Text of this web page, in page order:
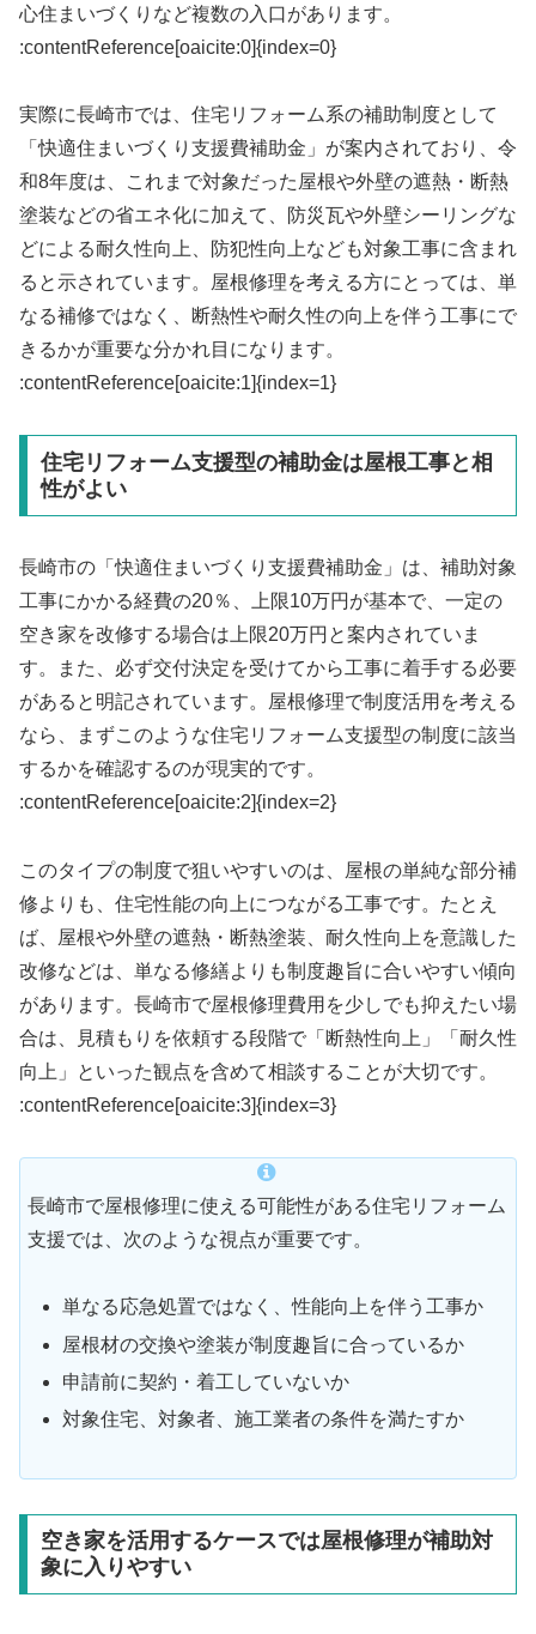
心住まいづくりなど複数の入口があります。
:contentReference[oaicite:0]{index=0}
実際に長崎市では、住宅リフォーム系の補助制度として
「快適住まいづくり支援費補助金」が案内されており、令
和8年度は、これまで対象だった屋根や外壁の遮熱・断熱
塗装などの省エネ化に加えて、防災瓦や外壁シーリングな
どによる耐久性向上、防犯性向上なども対象工事に含まれ
ると示されています。屋根修理を考える方にとっては、単
なる補修ではなく、断熱性や耐久性の向上を伴う工事にで
きるかが重要な分かれ目になります。
:contentReference[oaicite:1]{index=1}
住宅リフォーム支援型の補助金は屋根工事と相
性がよい
長崎市の「快適住まいづくり支援費補助金」は、補助対象
工事にかかる経費の20％、上限10万円が基本で、一定の
空き家を改修する場合は上限20万円と案内されていま
す。また、必ず交付決定を受けてから工事に着手する必要
があると明記されています。屋根修理で制度活用を考える
なら、まずこのような住宅リフォーム支援型の制度に該当
するかを確認するのが現実的です。
:contentReference[oaicite:2]{index=2}
このタイプの制度で狙いやすいのは、屋根の単純な部分補
修よりも、住宅性能の向上につながる工事です。たとえ
ば、屋根や外壁の遮熱・断熱塗装、耐久性向上を意識した
改修などは、単なる修繕よりも制度趣旨に合いやすい傾向
があります。長崎市で屋根修理費用を少しでも抑えたい場
合は、見積もりを依頼する段階で「断熱性向上」「耐久性
向上」といった観点を含めて相談することが大切です。
:contentReference[oaicite:3]{index=3}
長崎市で屋根修理に使える可能性がある住宅リフォーム
支援では、次のような視点が重要です。
単なる応急処置ではなく、性能向上を伴う工事か
屋根材の交換や塗装が制度趣旨に合っているか
申請前に契約・着工していないか
対象住宅、対象者、施工業者の条件を満たすか
空き家を活用するケースでは屋根修理が補助対
象に入りやすい